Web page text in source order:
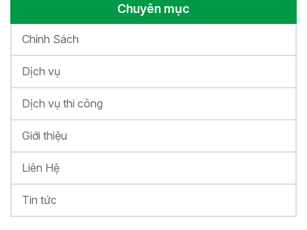
Chuyên mục
Chính Sách
Dịch vụ
Dịch vụ thi công
Giới thiệu
Liên Hệ
Tin tức